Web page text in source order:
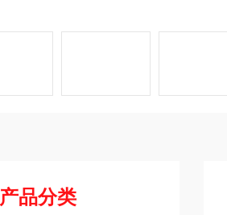
产品分类